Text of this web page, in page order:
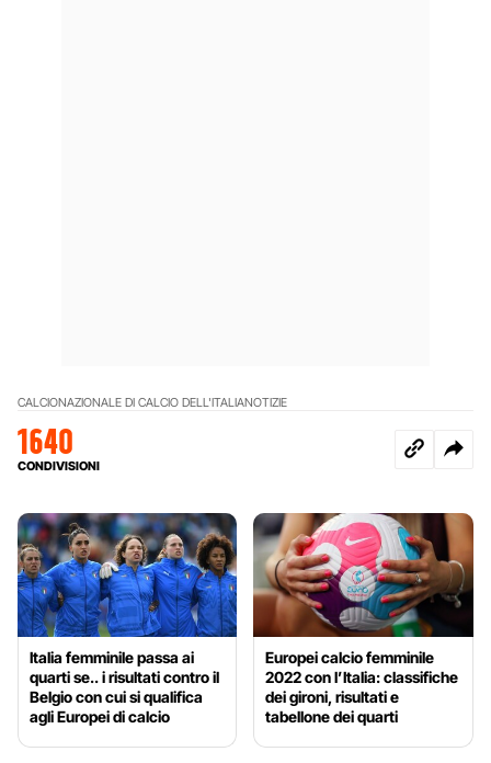
CALCIONAZIONALE DI CALCIO DELL'ITALIANOTIZIE
1640
CONDIVISIONI
Italia femminile passa ai
quarti se.. i risultati contro il
Belgio con cui si qualifica
agli Europei di calcio
Europei calcio femminile
2022 con l’Italia: classifiche
dei gironi, risultati e
tabellone dei quarti